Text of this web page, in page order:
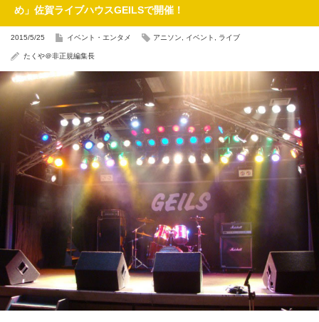
め」佐賀ライブハウスGEILSで開催！
2015/5/25 イベント・エンタメ アニソン イベント ライブ
たくや＠非正規編集長